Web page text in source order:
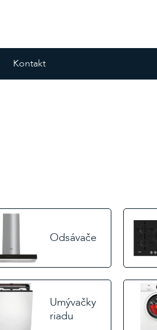
Kontakt
Odsávače
Umývačky
riadu